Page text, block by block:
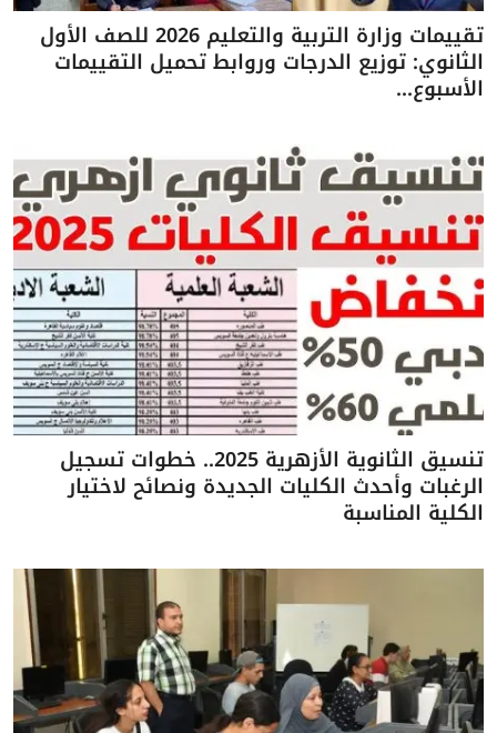
تقييمات وزارة التربية والتعليم 2026 للصف الأول
الثانوي: توزيع الدرجات وروابط تحميل التقييمات
الأسبوع...
تنسيق الثانوية الأزهرية 2025.. خطوات تسجيل
الرغبات وأحدث الكليات الجديدة ونصائح لاختيار
الكلية المناسبة